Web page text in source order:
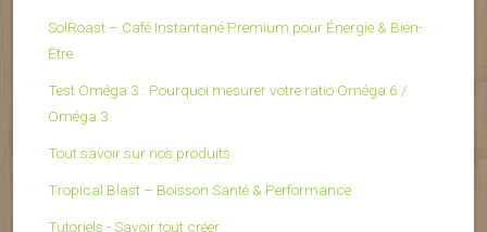
SolRoast – Café Instantané Premium pour Énergie & Bien-
Être
Test Oméga 3 : Pourquoi mesurer votre ratio Oméga 6 /
Oméga 3
Tout savoir sur nos produits
Tropical Blast – Boisson Santé & Performance
Tutoriels - Savoir tout créer